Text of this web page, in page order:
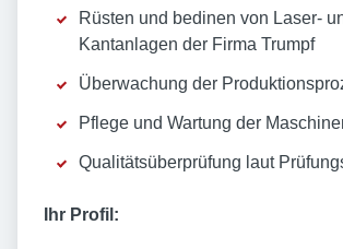
Rüsten und bedinen von Laser-
Kantanlagen der Firma Trumpf
Überwachung der
Pflege und Wartung der
Qualitätsüberprüfung laut
Ihr Profil: